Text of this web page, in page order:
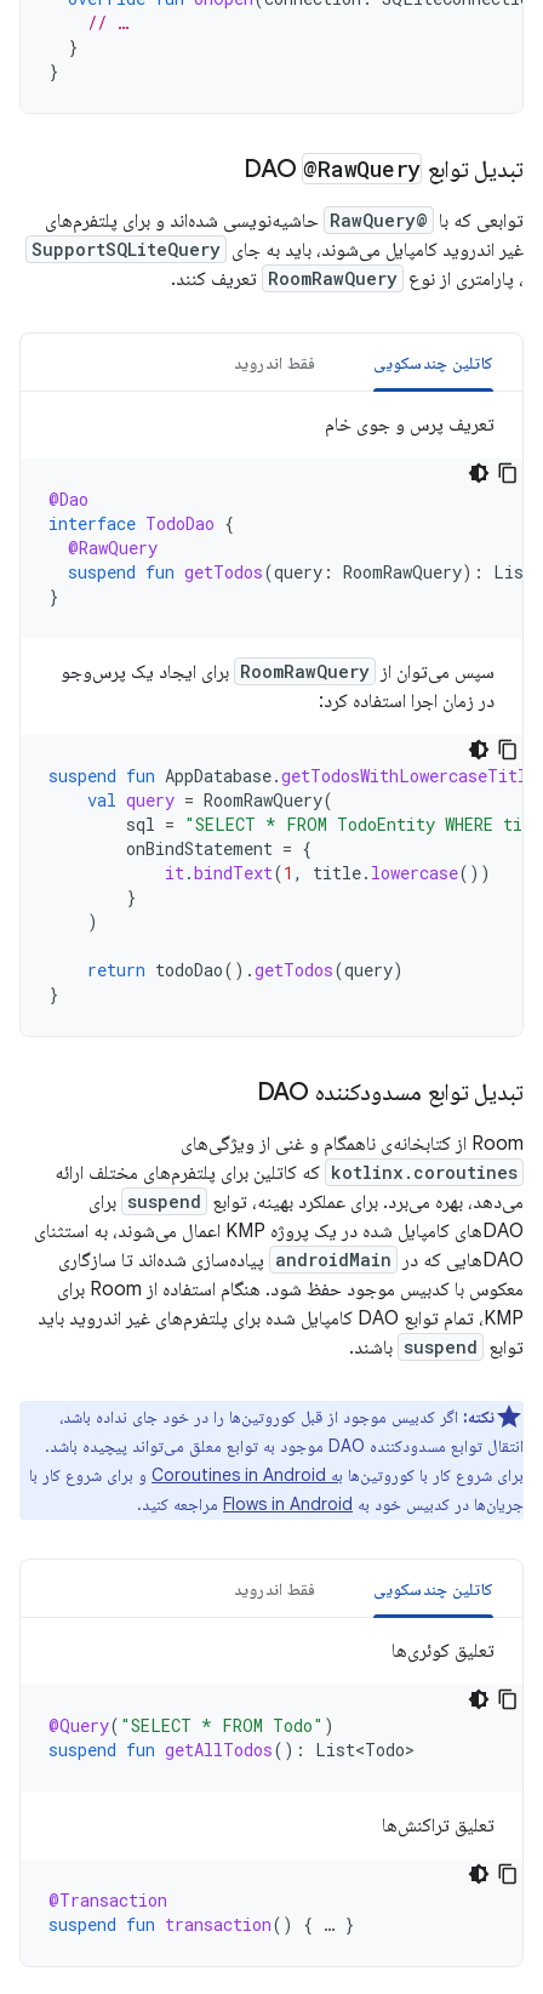
// …
}
}
تبدیل توابع DAO @RawQuery
توابعی که با @RawQuery
حاشیه‌نویسی شده‌اند و برای پلتفرم‌های
غیر اندروید کامپایل می‌شوند، باید به جای SupportSQLiteQuery
، پارامتری از نوع RoomRawQuery تعریف کنند.
کاتلین چندسکویی فقط اندروید
تعریف پرس و جوی خام
@Dao
interface TodoDao {
@RawQuery
suspend fun getTodos(query : RoomRawQuery):
}
سپس می‌توان از RoomRawQuery برای ایجاد یک پرس‌وجو
در زمان اجرا استفاده کرد:
suspend fun AppDatabase.getTodosWithLowercaseTitle
val query = RoomRawQuery(
sql = "SELECT * FROM TodoEntity WHERE
onBindStatement = {
it.bindText(1 , title. lowercase())
}
)
return todoDao().getTodos(query)
}
تبدیل توابع مسدودکننده DAO
Room از کتابخانه‌ی ناهمگام و غنی از ویژگی‌های
kotlinx.coroutines که کاتلین برای پلتفرم‌های مختلف ارائه
می‌دهد، بهره می‌برد. برای عملکرد بهینه، توابع suspend برای
DAOهای کامپایل شده در یک پروژه KMP اعمال می‌شوند، به استثنای
DAOهایی که در
androidMain پیاده‌سازی شده‌اند تا سازگاری
معکوس با کدبیس موجود حفظ شود. هنگام استفاده از Room برای
KMP، تمام توابع DAO کامپایل شده برای پلتفرم‌های غیر اندروید باید
توابع suspend باشند.
نکته: اگر کدبیس موجود از قبل کوروتین‌ها را در خود جای نداده باشد،
انتقال توابع مسدودکننده DAO موجود به توابع معلق می‌تواند پیچیده باشد.
برای شروع کار با کوروتین‌ها به Coroutines in Android
و برای شروع کار با
جریان‌ها در کدبیس خود به Flows in Android مراجعه کنید.
کاتلین چندسکویی فقط اندروید
تعلیق کوئری‌ها
@Query( "SELECT * FROM Todo" )
suspend fun getAllTodos(): List<Todo>
تعلیق تراکنش‌ها
@Transaction
suspend fun transaction() { … }